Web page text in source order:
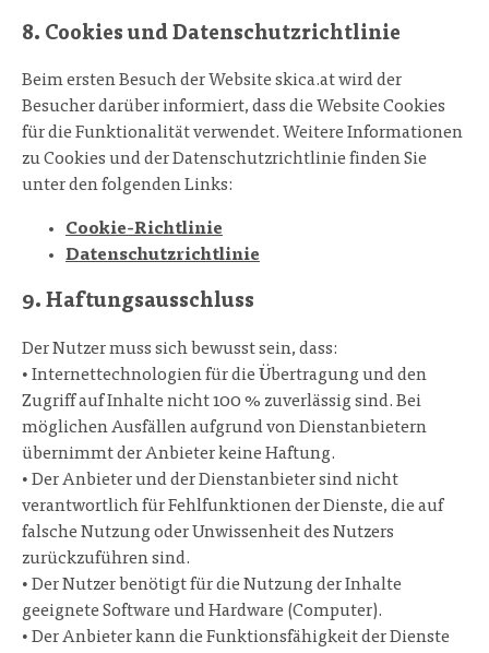
8. Cookies und Datenschutzrichtlinie
Beim ersten Besuch der Website skica.at wird der
Besucher darüber informiert, dass die Website Cookies
für die Funktionalität verwendet. Weitere Informationen
zu Cookies und der Datenschutzrichtlinie finden Sie
unter den folgenden Links:
Cookie-Richtlinie
Datenschutzrichtlinie
9. Haftungsausschluss
Der Nutzer muss sich bewusst sein, dass:
• Internettechnologien für die Übertragung und den
Zugriff auf Inhalte nicht 100 % zuverlässig sind. Bei
möglichen Ausfällen aufgrund von Dienstanbietern
übernimmt der Anbieter keine Haftung.
• Der Anbieter und der Dienstanbieter sind nicht
verantwortlich für Fehlfunktionen der Dienste, die auf
falsche Nutzung oder Unwissenheit des Nutzers
zurückzuführen sind.
• Der Nutzer benötigt für die Nutzung der Inhalte
geeignete Software und Hardware (Computer).
• Der Anbieter kann die Funktionsfähigkeit der Dienste